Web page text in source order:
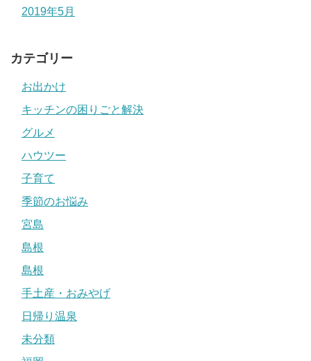
2019年5月
カテゴリー
お出かけ
キッチンの困りごと解決
グルメ
ハウツー
子育て
季節のお悩み
宮島
島根
島根
手土産・おみやげ
日帰り温泉
未分類